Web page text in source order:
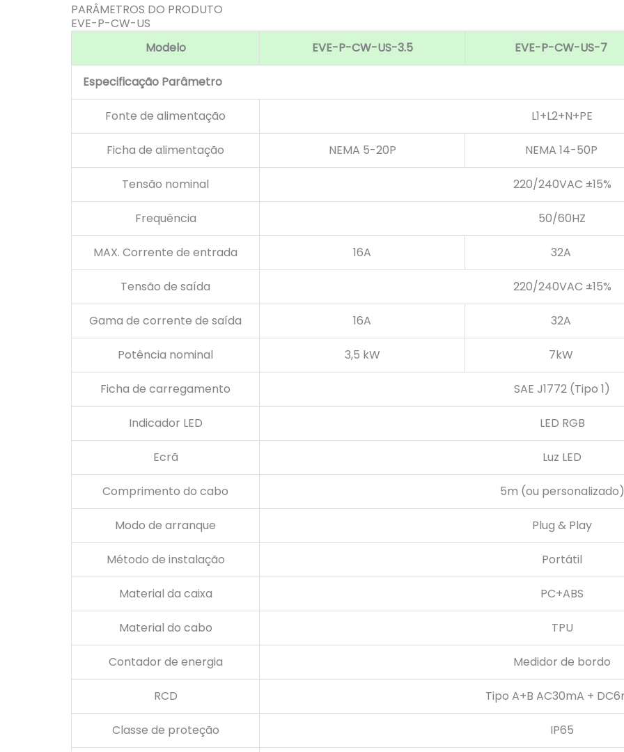
PARÂMETROS DO PRODUTO
EVE-P-CW-US
Modelo
EVE-P-CW-US-3.5 EVE-P-CW-US-7
Especificação Parâmetro
Fonte de alimentação L1+L2+N+PE
Ficha de alimentação NEMA 5-20P NEMA 14-50P
Tensão nominal 220/240VAC ±15%
Frequência 50/60HZ
MAX. Corrente de entrada 16A 32A
Tensão de saída 220/240VAC ±15%
Gama de corrente de saída 16A 32A
Potência nominal 3,5 kW 7kW
Ficha de carregamento SAE J1772 (Tipo 1)
Indicador LED LED RGB
Ecrã Luz LED
Comprimento do cabo 5m (ou personalizado)
Modo de arranque Plug & Play
Método de instalação Portátil
Material da caixa PC+ABS
Material do cabo TPU
Contador de energia Medidor de bordo
RCD Tipo A+B AC30mA +
Classe de proteção IP65